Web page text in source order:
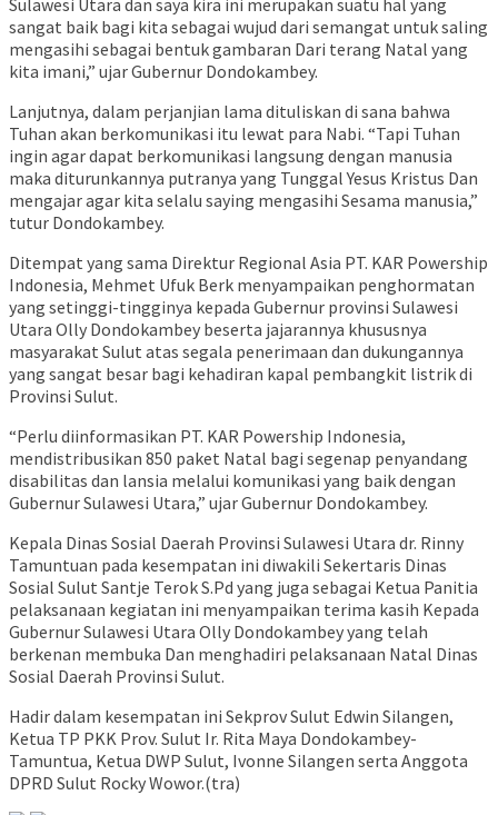
Sulawesi Utara dan saya kira ini merupakan suatu hal yang
sangat baik bagi kita sebagai wujud dari semangat untuk saling
mengasihi sebagai bentuk gambaran Dari terang Natal yang
kita imani,” ujar Gubernur Dondokambey.
Lanjutnya, dalam perjanjian lama dituliskan di sana bahwa
Tuhan akan berkomunikasi itu lewat para Nabi. “Tapi Tuhan
ingin agar dapat berkomunikasi langsung dengan manusia
maka diturunkannya putranya yang Tunggal Yesus Kristus Dan
mengajar agar kita selalu saying mengasihi Sesama manusia,”
tutur Dondokambey.
Ditempat yang sama Direktur Regional Asia PT. KAR Powership
Indonesia, Mehmet Ufuk Berk menyampaikan penghormatan
yang setinggi-tingginya kepada Gubernur provinsi Sulawesi
Utara Olly Dondokambey beserta jajarannya khususnya
masyarakat Sulut atas segala penerimaan dan dukungannya
yang sangat besar bagi kehadiran kapal pembangkit listrik di
Provinsi Sulut.
“Perlu diinformasikan PT. KAR Powership Indonesia,
mendistribusikan 850 paket Natal bagi segenap penyandang
disabilitas dan lansia melalui komunikasi yang baik dengan
Gubernur Sulawesi Utara,” ujar Gubernur Dondokambey.
Kepala Dinas Sosial Daerah Provinsi Sulawesi Utara dr. Rinny
Tamuntuan pada kesempatan ini diwakili Sekertaris Dinas
Sosial Sulut Santje Terok S.Pd yang juga sebagai Ketua Panitia
pelaksanaan kegiatan ini menyampaikan terima kasih Kepada
Gubernur Sulawesi Utara Olly Dondokambey yang telah
berkenan membuka Dan menghadiri pelaksanaan Natal Dinas
Sosial Daerah Provinsi Sulut.
Hadir dalam kesempatan ini Sekprov Sulut Edwin Silangen,
Ketua TP PKK Prov. Sulut Ir. Rita Maya Dondokambey-
Tamuntua, Ketua DWP Sulut, Ivonne Silangen serta Anggota
DPRD Sulut Rocky Wowor.(tra)